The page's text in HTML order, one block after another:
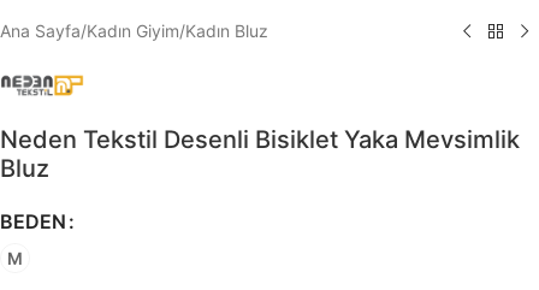
Ana Sayfa/Kadın Giyim/Kadın Bluz
Neden Tekstil Desenli Bisiklet Yaka Mevsimlik
Bluz
BEDEN
M